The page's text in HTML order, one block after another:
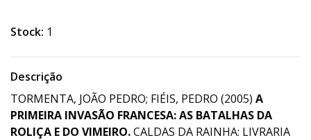
Stock: 1
Descrição
TORMENTA, JOÃO PEDRO; FIÉIS, PEDRO (2005) A
PRIMEIRA INVASÃO FRANCESA: AS BATALHAS DA
ROLIÇA E DO VIMEIRO.CALDAS DA RAINHA: LIVRARIA